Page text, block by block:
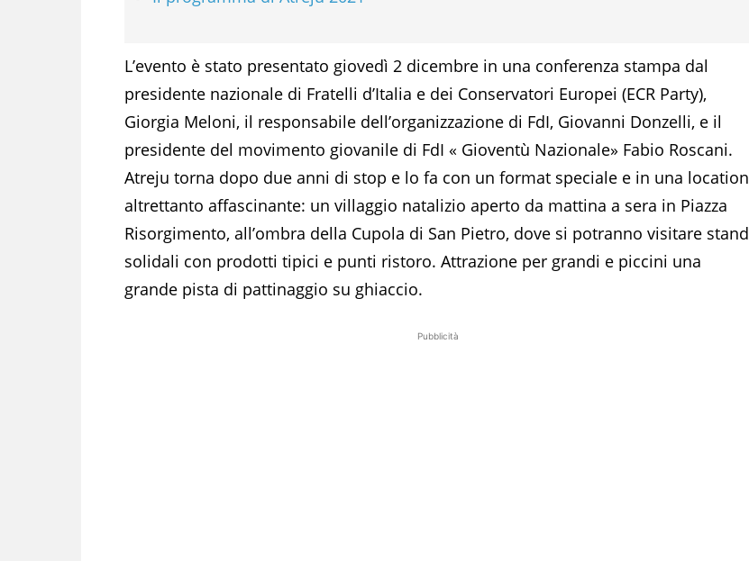
L’evento è stato presentato giovedì 2 dicembre in una conferenza stampa dal
presidente nazionale di Fratelli d’Italia e dei Conservatori Europei (ECR Party),
Giorgia Meloni, il responsabile dell’organizzazione di FdI, Giovanni Donzelli, e il
presidente del movimento giovanile di FdI « Gioventù Nazionale» Fabio Roscani.
Atreju torna dopo due anni di stop e lo fa con un format speciale e in una location
altrettanto affascinante: un villaggio natalizio aperto da mattina a sera in Piazza
Risorgimento, all’ombra della Cupola di San Pietro, dove si potranno visitare stand
solidali con prodotti tipici e punti ristoro. Attrazione per grandi e piccini una
grande pista di pattinaggio su ghiaccio.
Pubblicità